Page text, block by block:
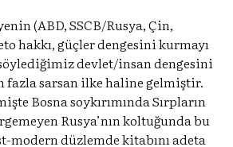
(ABD, SSCB/Rusya, Çin,
hakkı, güçler dengesini kurmayı
devlet/insan dengesini
fazla sarsan ilke haline gelmiştir.
Bosna soykırımında Sırpların
Rusya’nın koltuğunda bu
modern düzlemde kitabını adeta